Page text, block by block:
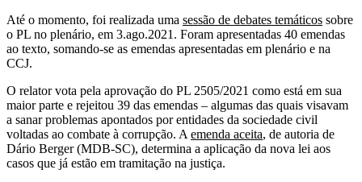
Até o momento, foi realizada uma sessão de debates temáticos sobre
o PL no plenário, em 3.ago.2021. Foram apresentadas 40 emendas
ao texto, somando-se as emendas apresentadas em plenário e na
CCJ.
O relator vota pela aprovação do PL 2505/2021 como está em sua
maior parte e rejeitou 39 das emendas – algumas das quais visavam
a sanar problemas apontados por entidades da sociedade civil
voltadas ao combate à corrupção. A emenda aceita, de autoria de
Dário Berger (MDB-SC), determina a aplicação da nova lei aos
casos que já estão em tramitação na justiça.